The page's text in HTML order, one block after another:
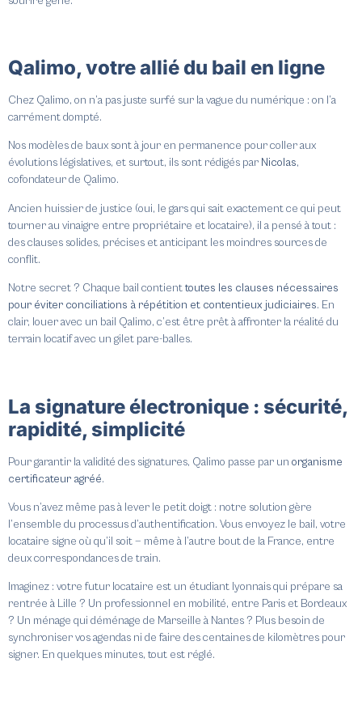
Qalimo, votre allié du bail en ligne
Chez Qalimo, on n’a pas juste surfé sur la vague du numérique : on l’a
carrément dompté.
Nos modèles de baux sont à jour en permanence pour coller aux
évolutions législatives, et surtout, ils sont rédigés par Nicolas,
cofondateur de Qalimo.
Ancien huissier de justice (oui, le gars qui sait exactement ce qui peut
tourner au vinaigre entre propriétaire et locataire), il a pensé à tout :
des clauses solides, précises et anticipant les moindres sources de
conflit.
Notre secret ? Chaque bail contienttoutes les clauses nécessaires
pour éviter conciliations à répétition et contentieux judiciaires. En
clair, louer avec un bail Qalimo, c’est être prêt à affronter la réalité du
terrain locatif avec un gilet pare-balles.
La signature électronique : sécurité,
rapidité, simplicité
Pour garantir la validité des signatures, Qalimo passe par un organisme
certificateur agréé.
Vous n’avez même pas à lever le petit doigt : notre solution gère
l’ensemble du processus d’authentification. Vous envoyez le bail, votre
locataire signe où qu’il soit — même à l’autre bout de la France, entre
deux correspondances de train.
Imaginez : votre futur locataire est un étudiant lyonnais qui prépare sa
rentrée à Lille ? Un professionnel en mobilité, entre Paris et Bordeaux
? Un ménage qui déménage de Marseille à Nantes ? Plus besoin de
synchroniser vos agendas ni de faire des centaines de kilomètres pour
signer. En quelques minutes, tout est réglé.